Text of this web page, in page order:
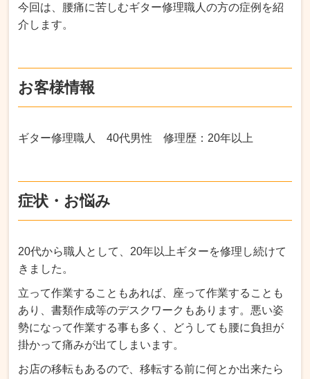
今回は、腰痛に苦しむギター修理職人の方の症例を紹
介します。
お客様情報
ギター修理職人 40代男性 修理歴：20年以上
症状・お悩み
20代から職人として、20年以上ギターを修理し続けて
きました。
立って作業することもあれば、座って作業することも
あり、書類作成等のデスクワークもあります。悪い姿
勢になって作業する事も多く、どうしても腰に負担が
掛かって痛みが出てしまいます。
お店の移転もあるので、移転する前に何とか出来たら